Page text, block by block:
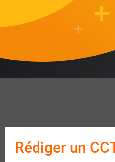
Rédiger un